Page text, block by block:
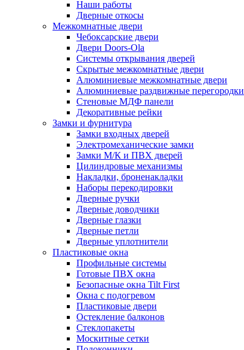
Наши работы
Дверные откосы
Межкомнатные двери
Чебоксарские двери
Двери Doors-Ola
Системы открывания дверей
Скрытые межкомнатные двери
Алюминиевые межкомнатные двери
Алюминиевые раздвижные перегородки
Стеновые МДФ панели
Декоративные рейки
Замки и фурнитура
Замки входных дверей
Электромеханические замки
Замки М/К и ПВХ дверей
Цилиндровые механизмы
Накладки, броненакладки
Наборы перекодировки
Дверные ручки
Дверные доводчики
Дверные глазки
Дверные петли
Дверные уплотнители
Пластиковые окна
Профильные системы
Готовые ПВХ окна
Безопасные окна Tilt First
Окна с подогревом
Пластиковые двери
Остекление балконов
Стеклопакеты
Москитные сетки